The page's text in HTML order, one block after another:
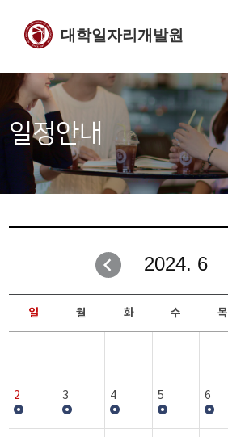
대학일자리개발원
일정안내
2024. 6
일 월 화 수 목
2 3 4 5 6